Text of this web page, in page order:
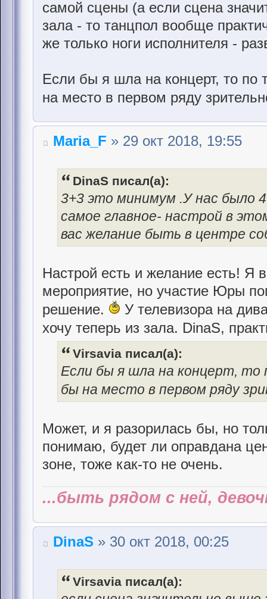
самой сцены (а если сцена
зала - то танцпол вообще
же только ноги исполнителя -
Если бы я шла на концерт, то по
на место в первом ряду
Maria_F » 29 окт 2018, 19:55
DinaS писал(а):
3+3 это минимум .У нас было
самое главное- настрой в
вас желание быть в центре
Настрой есть и желание есть! Я
мероприятие, но участие Юры
решение.
У телевизора на
хочу теперь из зала. DinaS,
Virsavia писал(а):
Если бы я шла на концерт, то
бы на место в первом ряду
Может, и я разорилась бы, но
понимаю, будет ли оправдана
зоне, тоже как-то не очень.
...быть рядом с ней,
DinaS » 30 окт 2018, 00:25
Virsavia писал(а):